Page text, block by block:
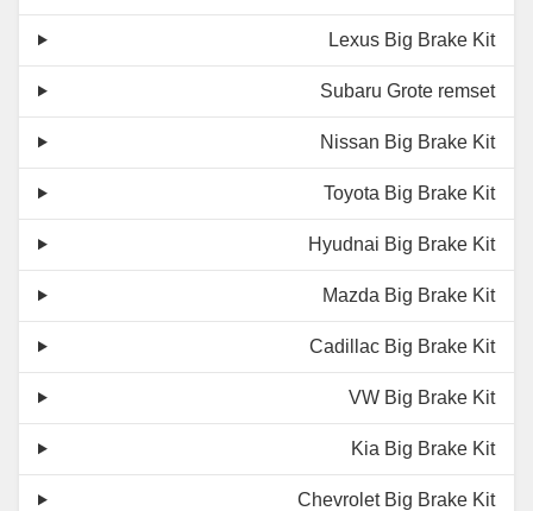
Lexus Big Brake Kit
Subaru Grote remset
Nissan Big Brake Kit
Toyota Big Brake Kit
Hyudnai Big Brake Kit
Mazda Big Brake Kit
Cadillac Big Brake Kit
VW Big Brake Kit
Kia Big Brake Kit
Chevrolet Big Brake Kit